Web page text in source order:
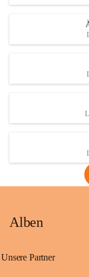
Alben
Unsere Partner